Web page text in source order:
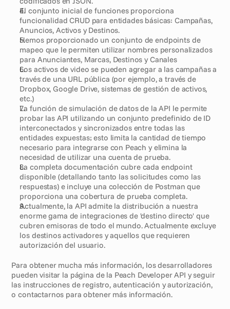
El conjunto inicial de funciones proporciona
funcionalidad CRUD para entidades básicas: Campañas,
Anuncios, Activos y Destinos.
Hemos proporcionado un conjunto de endpoints de
mapeo que le permiten utilizar nombres personalizados
para Anunciantes, Marcas, Destinos y Canales
Los activos de video se pueden agregar a las campañas a
través de una URL pública (por ejemplo, a través de
Dropbox, Google Drive, sistemas de gestión de activos,
etc.)
La función de simulación de datos de la API le permite
probar las API utilizando un conjunto predefinido de ID
interconectados y sincronizados entre todas las
entidades expuestas; esto limita la cantidad de tiempo
necesario para integrarse con Peach y elimina la
necesidad de utilizar una cuenta de prueba.
La completa documentación cubre cada endpoint
disponible (detallando tanto las solicitudes como las
respuestas) e incluye una colección de Postman que
proporciona una cobertura de prueba completa.
Actualmente, la API admite la distribución a nuestra
enorme gama de integraciones de 'destino directo' que
cubren emisoras de todo el mundo. Actualmente excluye
los destinos activadores y aquellos que requieren
autorización del usuario.
Para obtener mucha más información, los desarrolladores
pueden visitar la página de la Peach Developer API y seguir
las instrucciones de registro, autenticación y autorización,
o contactarnos para obtener más información.